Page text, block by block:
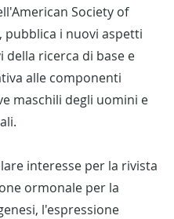
Society of
pubblica i nuovi aspetti
della ricerca di base e
alle componenti
maschili degli uomini e
interesse per la rivista
ormonale per la
l'espressione